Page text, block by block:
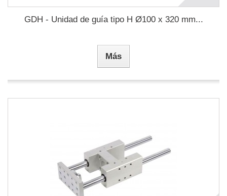
GDH - Unidad de guía tipo H Ø100 x 320 mm...
Más